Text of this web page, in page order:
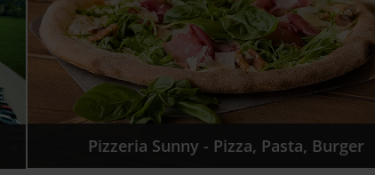
Pizzeria Sunny - Pizza, Pasta, Burger